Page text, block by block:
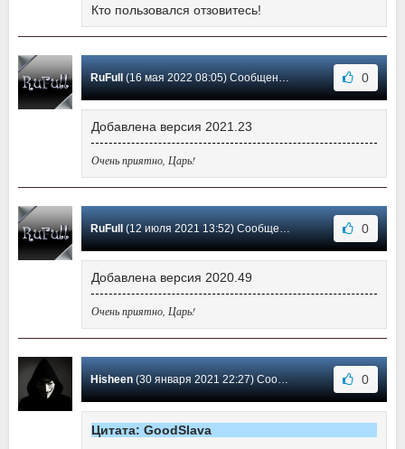
Кто пользовался отзовитесь!
RuFull (16 мая 2022 08:05) Сообщение #11 0
Добавлена версия 2021.23
Очень приятно, Царь!
RuFull (12 июля 2021 13:52) Сообщение #10 0
Добавлена версия 2020.49
Очень приятно, Царь!
Hisheen(30 января 2021 22:27) Сообщение #9 0
Цитата: GoodSlava